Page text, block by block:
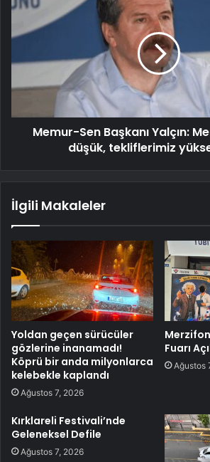
Memur-Sen Başkanı Yalçın:
düşük, tekliflerimiz
İlgili Makaleler
Yoldan geçen sürücüler
gözlerine inanamadı!
Köprü bir anda milyonlarca
kelebekle kaplandı
Ağustos 7, 2026
Fuarı
Ağustos
Kırklareli Festivali’nde
Geleneksel Defile
Ağustos 7, 2026